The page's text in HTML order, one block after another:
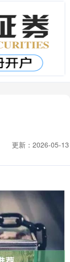
更新：2026-05-13